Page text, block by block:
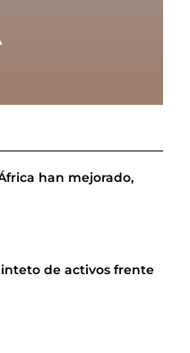
han mejorado,
de activos frente